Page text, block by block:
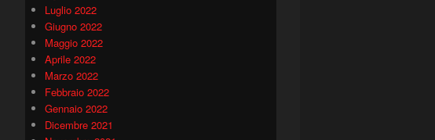
Luglio 2022
Giugno 2022
Maggio 2022
Aprile 2022
Marzo 2022
Febbraio 2022
Gennaio 2022
Dicembre 2021